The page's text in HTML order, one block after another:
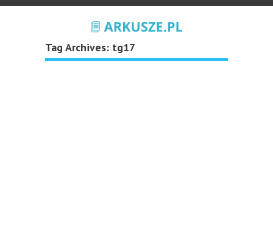
Tag Archives: tg17